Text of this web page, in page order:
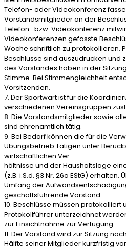
Telefon- oder Videokonferenz
Vorstandsmitglieder an der
Telefon- bzw. Videokonferenz
Videokonferenzen gefasste
Woche schriftlich zu protokollieren.
Beschlüsse sind auszudrucken und
des Vorstandes haben in der
Stimme. Bei Stimmengleichheit
Vorsitzenden.
7. Der Sportwart ist für die
verschiedenen Vereinsgruppen
8. Die Vorstandsmitglieder sowie
sind ehrenamtlich tätig.
9. Bei Bedarf können die für die
Übungsbetrieb Tätigen unter
wirtschaftlichen Ver-
hältnisse und der Haushaltslage
(z.B. i.S.d. §3 Nr. 26a EStG) erhalten.
Umfang der
geschäftsführende Vorstand.
10. Beschlüsse müssen protokolliert
Protokollführer unterzeichnet
zur Einsichtnahme zur Verfügung.
11. Der Vorstand wird zur Sitzung
Hälfte seiner Mitglieder kurzfristig